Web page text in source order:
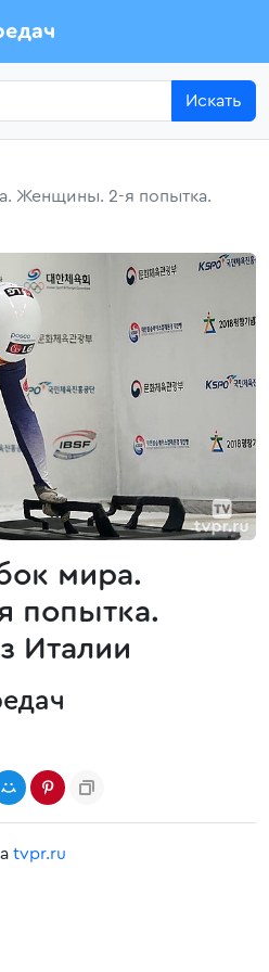
Искать
Женщины. 2-я попытка.
мира.
попытка.
Италии
tvpr.ru